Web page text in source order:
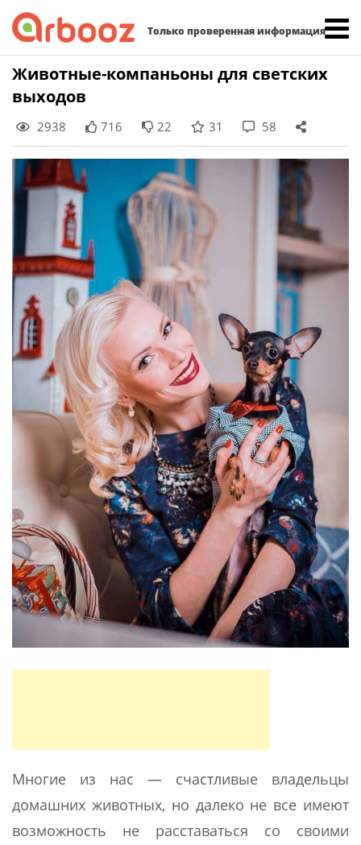
Только проверенная информация
Skip
content
Животные-компаньоны для светских
выходов
2938 716 22 31 58
Многие из нас — счастливые владельцы
домашних животных, но далеко не все имеют
возможность не расставаться со своими
Найти: